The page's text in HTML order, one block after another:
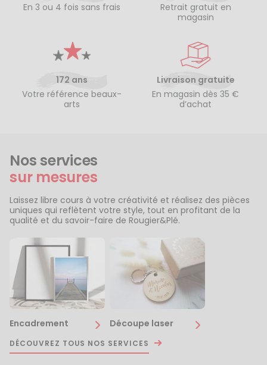
En 3 ou 4 fois sans frais
Retrait gratuit en
magasin
172 ans
Votre référence beaux-
arts
Livraison gratuite
En magasin dès 35 €
d’achat
Nos services
sur mesures
Laissez libre cours à votre créativité et réalisez des pièces
uniques qui reflètent votre style, tout en profitant de la
qualité et du savoir-faire de Rougier&Plé.
Encadrement Découpe laser
DÉCOUVREZ TOUS NOS SERVICES